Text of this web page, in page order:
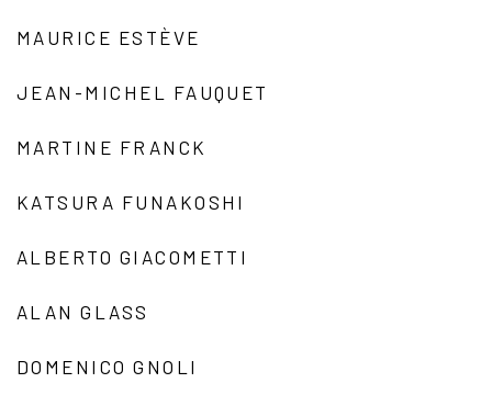
MAURICE ESTÈVE
JEAN-MICHEL FAUQUET
MARTINE FRANCK
KATSURA FUNAKOSHI
ALBERTO GIACOMETTI
ALAN GLASS
DOMENICO GNOLI